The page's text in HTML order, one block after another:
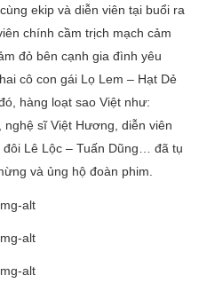
ekip và diễn viên tại buổi ra
chính cầm trịch mạch cảm
đỏ bên cạnh gia đình yêu
cô con gái Lọ Lem – Hạt Dẻ
hàng loạt sao Việt như:
nghệ sĩ Việt Hương, diễn viên
Lê Lộc – Tuấn Dũng… đã tụ
và ủng hộ đoàn phim.